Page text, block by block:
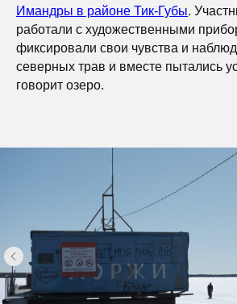
Имандры в районе Тик-Губы.
работали с художественными
фиксировали свои чувства и
северных трав и вместе пытались
говорит озеро.